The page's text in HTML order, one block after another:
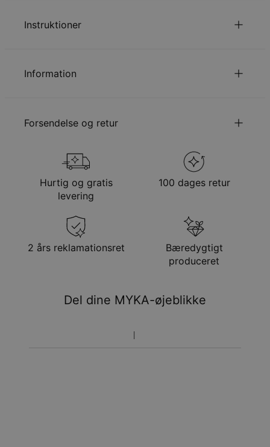
Instruktioner
Du er velkommen til at
hvis du har spørgsmål
Information
Kædetype
Kongekæder
Hypoallergenisk
Forsendelse og retur
forsendelsesmetode
Metode Anslået leveringsdato
Gratis levering
man. 24. aug. - tir. 25.
Hastelevering
lør. 15. aug. - man. 17.
aug.
Du vil ikke blive opkrævet yderligere afgifter.
Vær opmærksom på at tidsperioden nævnt ovenfor er
Hurtig og gratis
levering
100 dages retur
2 års reklamationsret
Bæredygtigt
produceret
Del dine MYKA-øjeblikke